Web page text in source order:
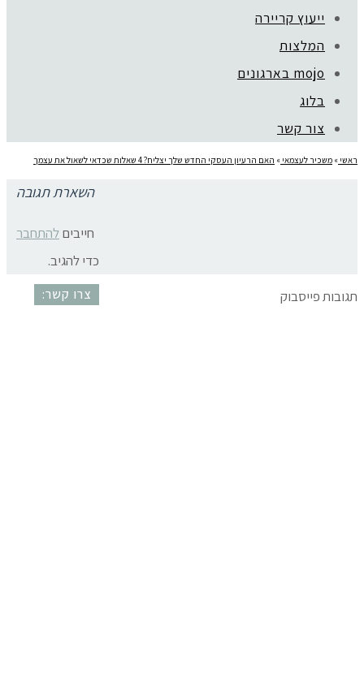
ייעוץ קריירה
המלצות
mojo בארגונים
בלוג
צור קשר
ראשי » משכיר לעצמאי » האם הרעיון העסקי החדש שלך יצליח? 4 שאלות שכדאי לשאול את עצמך
תגובות פייסבוק
השארת תגובה
חייביםלהתחבר
כדי להגיב.
צרו קשר:
© כל הזכויות שמורות לגלית שול |
עיצוב:
נסטיה פייביש| ביצוע:zivuch